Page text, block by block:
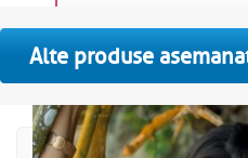
Alte produse